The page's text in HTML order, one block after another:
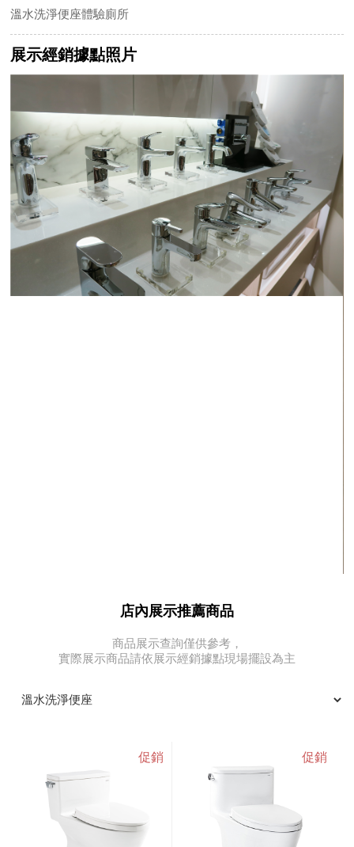
溫水洗淨便座體驗廁所
展示經銷據點照片
店內展示推薦商品
商品展示查詢僅供參考，
實際展示商品請依展示經銷據點現場擺設為主